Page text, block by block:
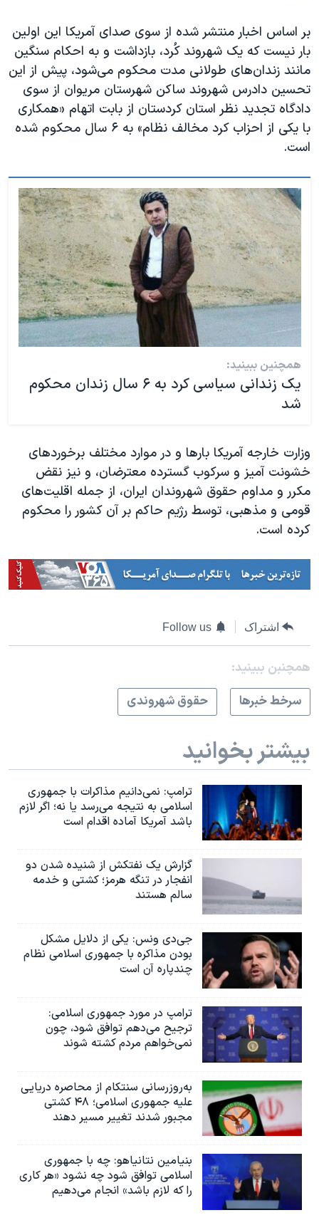
بر اساس اخبار منتشر شده از سوی صدای آمریکا این اولین
بار نیست که یک شهروند کُرد، بازداشت و به احکام سنگین
مانند زندان‌های طولانی مدت محکوم می‌شود، پیش از این
تحسین دادرس شهروند ساکن شهرستان مریوان از سوی
دادگاه تجدید نظر استان کردستان از بابت اتهام «همکاری
با یکی از احزاب کرد مخالف نظام» به ۶ سال محکوم شده
است.
همچنین ببینید:
یک زندانی سیاسی کرد به ۶ سال زندان محکوم
شد
وزارت خارجه آمریکا بارها و در موارد مختلف برخوردهای
خشونت آمیز و سرکوب گسترده معترضان، و نیز نقض
مکرر و مداوم حقوق شهروندان ایران، از جمله اقلیت‌های
قومی و مذهبی، توسط رژیم حاکم بر آن کشور را محکوم
کرده است.
اشتراک Follow us
همچنبن ببینید:
سرخط خبرها
حقوق شهروندی
بیشتر بخوانید
ترامپ: نمی‌دانیم مذاکرات با جمهوری
اسلامی به نتیجه می‌رسد یا نه؛ اگر لازم
باشد آمریکا آماده اقدام است
گزارش یک نفتکش از شنیده شدن دو
انفجار در تنگه هرمز؛ کشتی و خدمه
سالم هستند
جی‌دی ونس: یکی از دلایل مشکل
بودن مذاکره با جمهوری اسلامی نظام
چندپاره آن است
ترامپ در مورد جمهوری اسلامی:
ترجیح می‌دهم توافق شود، چون
نمی‌خواهم مردم کشته شوند
به‌روزرسانی سنتکام از محاصره دریایی
علیه جمهوری اسلامی؛ ۴۸ کشتی
مجبور شدند تغییر مسیر دهند
بنیامین نتانیاهو: چه با جمهوری
اسلامی توافق شود چه نشود «هر کاری
را که لازم باشد» انجام می‌دهیم